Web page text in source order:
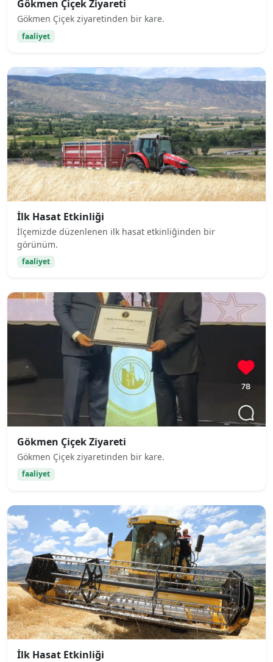
Gökmen Çiçek Ziyareti
Gökmen Çiçek ziyaretinden bir kare.
faaliyet
İlk Hasat Etkinliği
İlçemizde düzenlenen ilk hasat etkinliğinden bir
görünüm.
faaliyet
Gökmen Çiçek Ziyareti
Gökmen Çiçek ziyaretinden bir kare.
faaliyet
İlk Hasat Etkinliği